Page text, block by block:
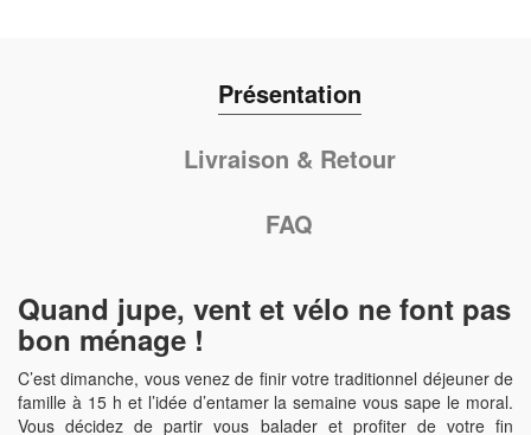
Présentation
Livraison & Retour
FAQ
Quand jupe, vent et vélo ne font pas
bon ménage !
C’est dimanche, vous venez de finir votre traditionnel déjeuner de
famille à 15 h et l’idée d’entamer la semaine vous sape le moral.
Vous décidez de partir vous balader et profiter de votre fin